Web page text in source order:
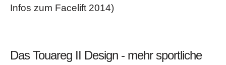
Infos zum Facelift 2014)
Das Touareg II Design - mehr sportliche